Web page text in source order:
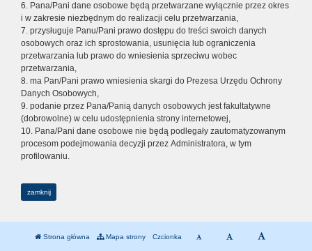
6. Pana/Pani dane osobowe będą przetwarzane wyłącznie przez okres
i w zakresie niezbędnym do realizacji celu przetwarzania,
7. przysługuje Panu/Pani prawo dostępu do treści swoich danych
osobowych oraz ich sprostowania, usunięcia lub ograniczenia
przetwarzania lub prawo do wniesienia sprzeciwu wobec
przetwarzania,
8. ma Pan/Pani prawo wniesienia skargi do Prezesa Urzędu Ochrony
Danych Osobowych,
9. podanie przez Pana/Panią danych osobowych jest fakultatywne
(dobrowolne) w celu udostępnienia strony internetowej,
10. Pana/Pani dane osobowe nie będą podlegały zautomatyzowanym
procesom podejmowania decyzji przez Administratora, w tym
profilowaniu.
zamknij
Strona główna Mapa strony Czcionka